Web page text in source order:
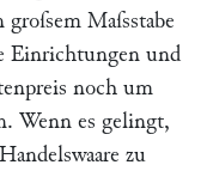
Maſsstabe
Einrichtungen und
noch um
Wenn es gelingt,
zu